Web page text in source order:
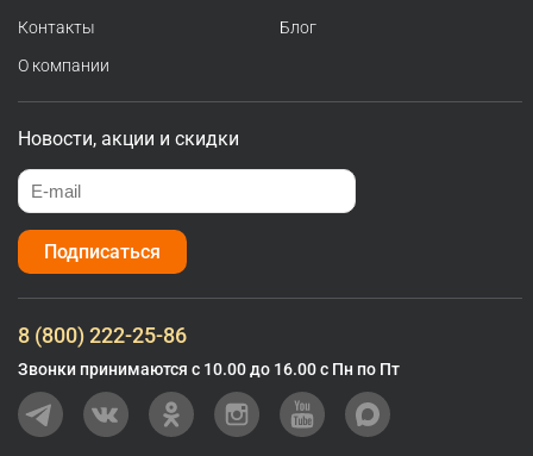
Контакты
О компании
Блог
Новости, акции и скидки
Подписаться
8 (800) 222-25-86
Звонки принимаются с 10.00 до 16.00 с Пн по Пт